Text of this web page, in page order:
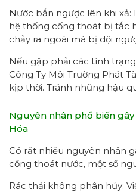
Nước bắn ngược lên khi xả:
hệ thống cống thoát bị tắc
chảy ra ngoài mà bị dội
Nếu gặp phải các tình
Công Ty Môi Trường Phát
kịp thời. Tránh những hậu
Nguyên nhân phổ biến
Hóa
Có rất nhiều nguyên nhân
cống thoát nước, một số
Rác thải không phân hủy: